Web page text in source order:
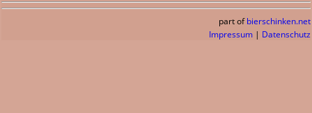
part of bierschinken.net
Impressum | Datenschutz